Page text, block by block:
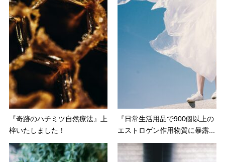
『奇跡のハチミツ自然療法』上
梓いたしました！
『日常生活用品で900個以上の
エストロゲン作用物質に暴露...